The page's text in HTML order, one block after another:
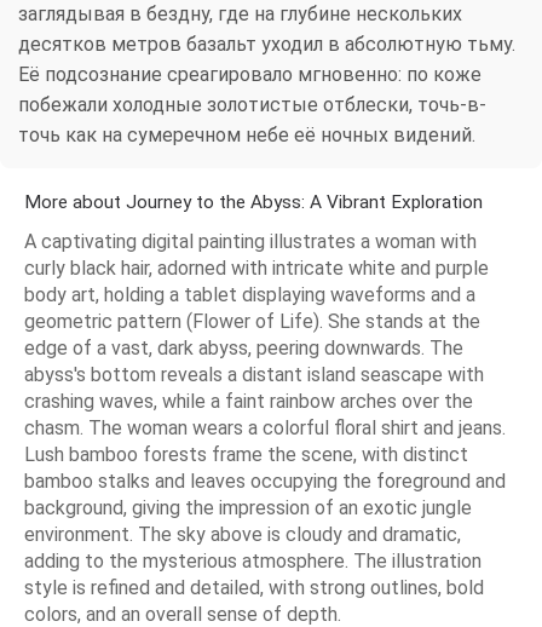
заглядывая в бездну, где на глубине нескольких
десятков метров базальт уходил в абсолютную тьму.
Её подсознание среагировало мгновенно: по коже
побежали холодные золотистые отблески, точь-в-
точь как на сумеречном небе её ночных видений.
More about Journey to the Abyss: A Vibrant Exploration
A captivating digital painting illustrates a woman with
curly black hair, adorned with intricate white and purple
body art, holding a tablet displaying waveforms and a
geometric pattern (Flower of Life). She stands at the
edge of a vast, dark abyss, peering downwards. The
abyss's bottom reveals a distant island seascape with
crashing waves, while a faint rainbow arches over the
chasm. The woman wears a colorful floral shirt and jeans.
Lush bamboo forests frame the scene, with distinct
bamboo stalks and leaves occupying the foreground and
background, giving the impression of an exotic jungle
environment. The sky above is cloudy and dramatic,
adding to the mysterious atmosphere. The illustration
style is refined and detailed, with strong outlines, bold
colors, and an overall sense of depth.